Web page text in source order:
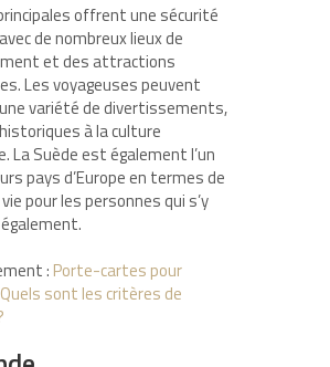
offrent une sécurité
de nombreux lieux de
et des attractions
Les voyageuses peuvent
variété de divertissements,
à la culture
La Suède est également l’un
pays d’Europe en termes de
pour les personnes qui s’y
: Porte-cartes pour
sont les critères de